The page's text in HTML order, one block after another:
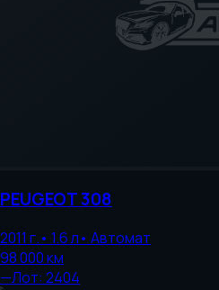
PEUGEOT308
2011 г.• 1.6л• Автомат
98 000км
—Лот: 2404